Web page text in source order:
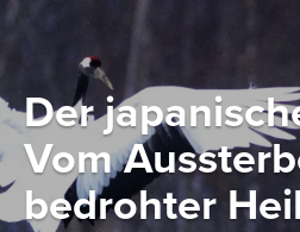
Der
Vom
bedrohter